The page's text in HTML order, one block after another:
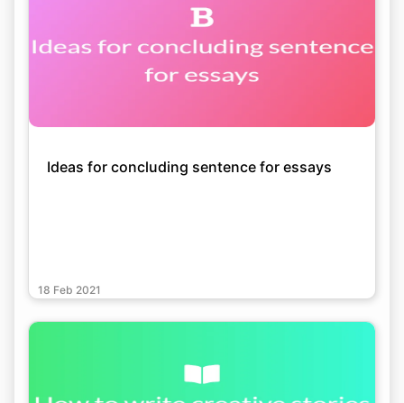
Ideas for concluding sentence for essays
18 Feb 2021